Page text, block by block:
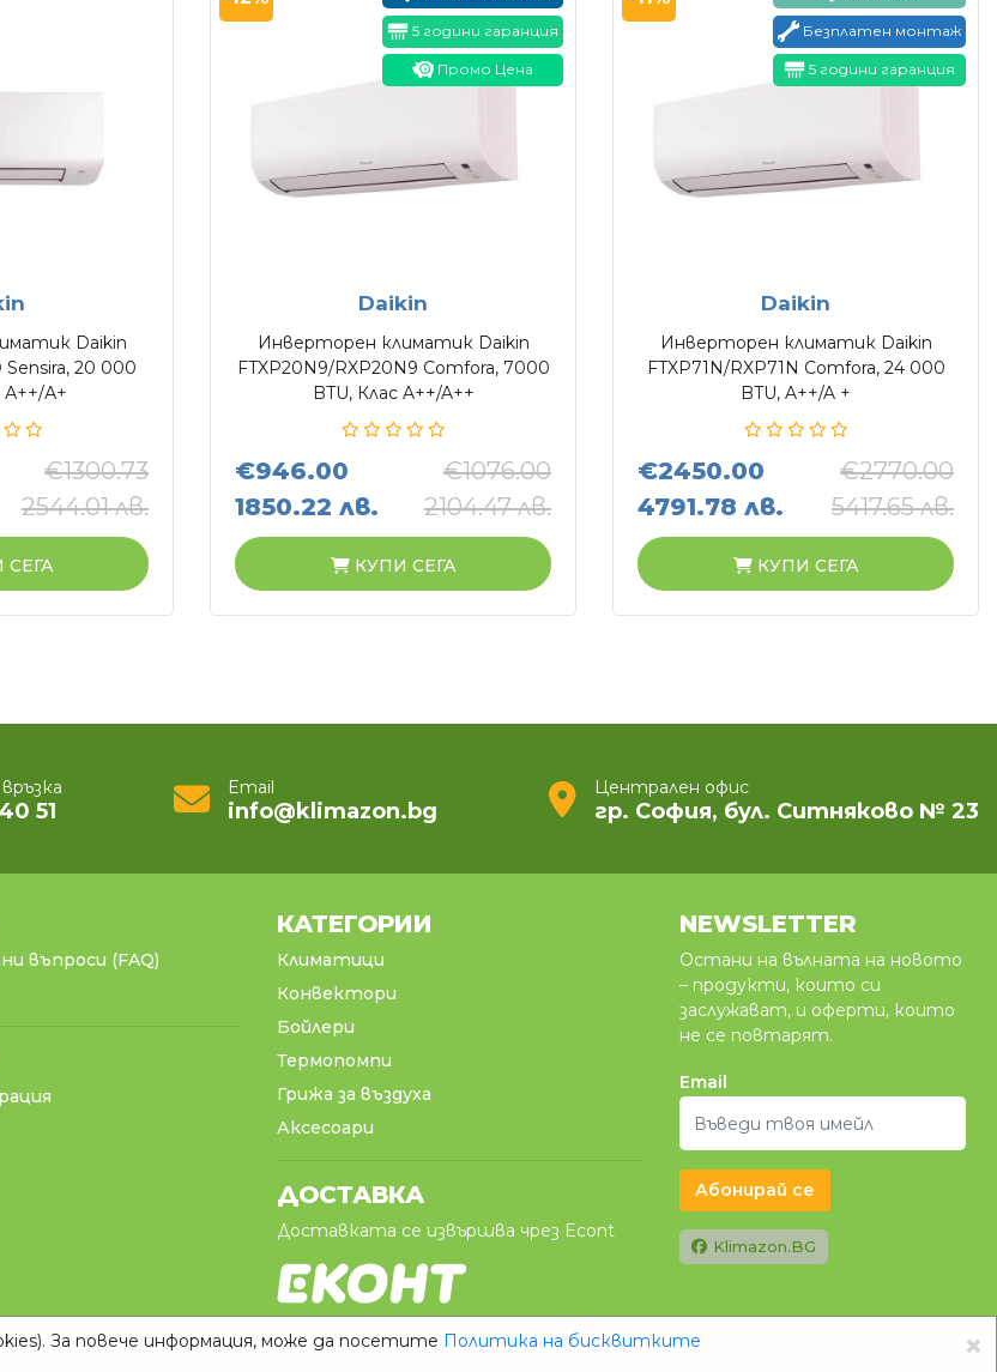
Daikin
Sensira, 20 000
А++/А+
€1300.73
2544.01 лв.
5 години гаранция
Промо Цена
Daikin
Инверторен климатик Daikin
FTXP20N9/RXP20N9 Comfora, 7000
BTU, Клас A++/A++
€946.00
1850.22 лв.
€1076.00
2104.47 лв.
КУПИ СЕГА
Безплатен монтаж
5 години гаранция
Daikin
Инверторен климатик Daikin
FTXP71N/RXP71N Comfora, 24 000
BTU, A++/A +
€2450.00
4791.78 лв.
€2770.00
5417.65 лв.
КУПИ СЕГА
×
За повече информация, може да посетите Политика на бисквитките
51
Email
info@klimazon.bg
Централен офис
гр. София, бул. Ситняково № 23
въпроси (FAQ)
КАТЕГОРИИ
Климатици
Конвектори
Бойлери
Термопомпи
Грижа за въздуха
Аксесоари
ДОСТАВКА
Доставката се извършва чрез Econt
NEWSLETTER
Остани на вълната на новото
– продукти, които си
заслужават, и оферти, които
не се повтарят.
Email
Абонирай се
Klimazon.BG